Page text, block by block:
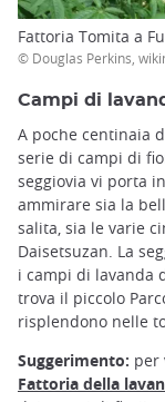
Fattoria Tomita a
© Douglas Perkins,
Campi di
A poche centinaia
serie di campi di
seggiovia vi porta
ammirare sia la
salita, sia le varie
Daisetsuzan. La
i campi di lavanda
trova il piccolo
risplendono nelle
Suggerimento: per
Fattoria della